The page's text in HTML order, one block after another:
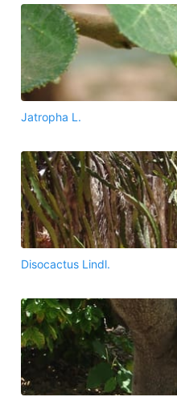
Jatropha L.
Disocactus Lindl.